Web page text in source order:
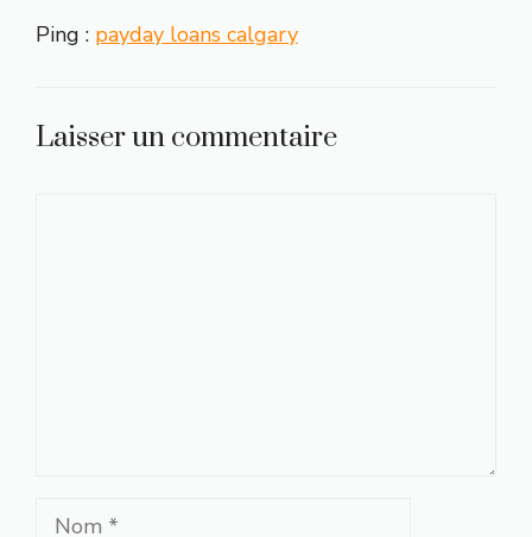
Ping : payday loans calgary
Laisser un commentaire
Nom